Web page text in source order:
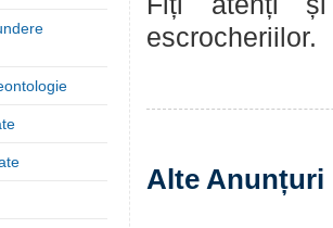
escrocheriilor.
Alte Anunțuri